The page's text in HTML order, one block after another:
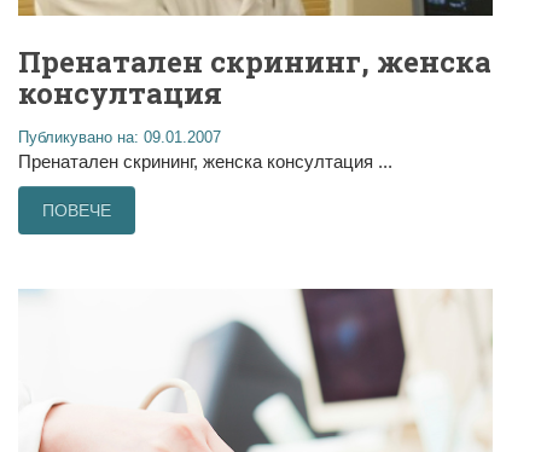
Пренатален скрининг, женска
консултация
Публикувано на: 09.01.2007
Пренатален скрининг, женска консултация ...
ПОВЕЧЕ